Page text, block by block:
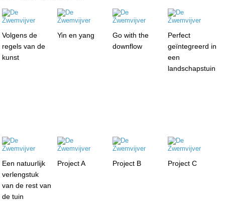
Volgens de
regels van de
kunst
Yin en yang
Go with the
downflow
Perfect
geïntegreerd in
een
landschapstuin
Een natuurlijk
verlengstuk
van de rest van
de tuin
Project A Project B Project C